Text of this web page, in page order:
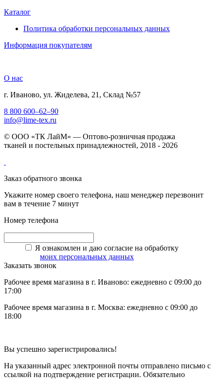
Каталог
Политика обработки персональных данных
Информация покупателям
О нас
г. Иваново, ул. Жиделева, 21, Склад №57
8 800 600–62–90
info@lime-tex.ru
© ООО «ТК ЛайМ» — Оптово-розничная продажа
тканей и постельных принадлежностей, 2018 - 2026
Заказ обратного звонка
Укажите номер своего телефона, наш менеджер перезвонит
вам в течение 7 минут
Номер телефона
Я ознакомлен и даю согласие на обработку
моих персональных данных
Заказать звонок
Рабочее время магазина в г. Иваново: ежедневно с 09:00 до
17:00
Рабочее время магазина в г. Москва: ежедневно с 09:00 до
18:00
Вы успешно зарегистрировались!
На указанный адрес электронной почты отправлено письмо с
ссылкой на подтверждение регистрации. Обязательно